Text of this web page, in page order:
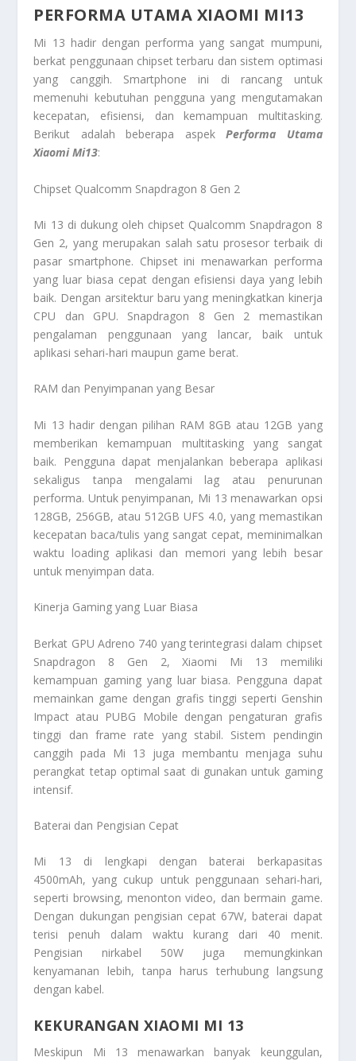
PERFORMA UTAMA XIAOMI MI13
Mi 13 hadir dengan performa yang sangat mumpuni,
berkat penggunaan chipset terbaru dan sistem optimasi
yang canggih. Smartphone ini di rancang untuk
memenuhi kebutuhan pengguna yang mengutamakan
kecepatan, efisiensi, dan kemampuan multitasking.
Berikut adalah beberapa aspekPerforma Utama
Xiaomi Mi13:
Chipset Qualcomm Snapdragon 8 Gen 2
Mi 13 di dukung oleh chipset Qualcomm Snapdragon 8
Gen 2, yang merupakan salah satu prosesor terbaik di
pasar smartphone. Chipset ini menawarkan performa
yang luar biasa cepat dengan efisiensi daya yang lebih
baik. Dengan arsitektur baru yang meningkatkan kinerja
CPU dan GPU. Snapdragon 8 Gen 2 memastikan
pengalaman penggunaan yang lancar, baik untuk
aplikasi sehari-hari maupun game berat.
RAM dan Penyimpanan yang Besar
Mi 13 hadir dengan pilihan RAM 8GB atau 12GB yang
memberikan kemampuan multitasking yang sangat
baik. Pengguna dapat menjalankan beberapa aplikasi
sekaligus tanpa mengalami lag atau penurunan
performa. Untuk penyimpanan, Mi 13 menawarkan opsi
128GB, 256GB, atau 512GB UFS 4.0, yang memastikan
kecepatan baca/tulis yang sangat cepat, meminimalkan
waktu loading aplikasi dan memori yang lebih besar
untuk menyimpan data.
Kinerja Gaming yang Luar Biasa
Berkat GPU Adreno 740 yang terintegrasi dalam chipset
Snapdragon 8 Gen 2, Xiaomi Mi 13 memiliki
kemampuan gaming yang luar biasa. Pengguna dapat
memainkan game dengan grafis tinggi seperti Genshin
Impact atau PUBG Mobile dengan pengaturan grafis
tinggi dan frame rate yang stabil. Sistem pendingin
canggih pada Mi 13 juga membantu menjaga suhu
perangkat tetap optimal saat di gunakan untuk gaming
intensif.
Baterai dan Pengisian Cepat
Mi 13 di lengkapi dengan baterai berkapasitas
4500mAh, yang cukup untuk penggunaan sehari-hari,
seperti browsing, menonton video, dan bermain game.
Dengan dukungan pengisian cepat 67W, baterai dapat
terisi penuh dalam waktu kurang dari 40 menit.
Pengisian nirkabel 50W juga memungkinkan
kenyamanan lebih, tanpa harus terhubung langsung
dengan kabel.
KEKURANGAN XIAOMI MI 13
Meskipun Mi 13 menawarkan banyak keunggulan,